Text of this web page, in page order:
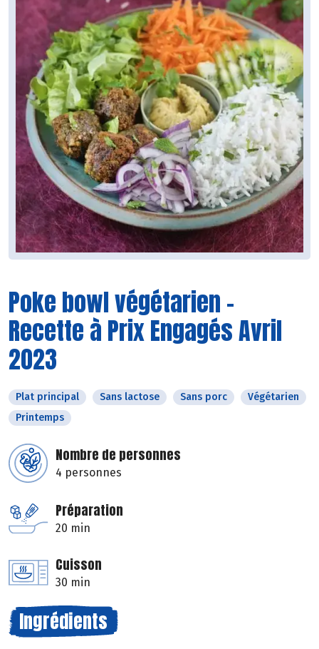
Poke bowl végétarien -
Recette à Prix Engagés Avril
2023
Plat principal Sans lactose Sans porc
Végétarien
Printemps
Nombre de personnes
4 personnes
Préparation
20 min
Cuisson
30 min
Ingrédients